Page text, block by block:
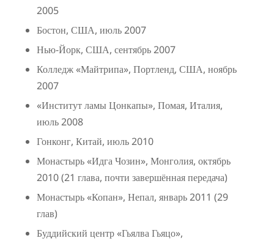
2005
Бостон, США, июль 2007
Нью-Йорк, США, сентябрь 2007
Колледж «Майтрипа», Портленд, США, ноябрь
2007
«Институт ламы Цонкапы», Помая, Италия,
июль 2008
Гонконг, Китай, июль 2010
Монастырь «Идга Чозин», Монголия, октябрь
2010 (21 глава, почти завершённая передача)
Монастырь «Копан», Непал, январь 2011 (29
глав)
Буддийский центр «Гьялва Гьяцо»,